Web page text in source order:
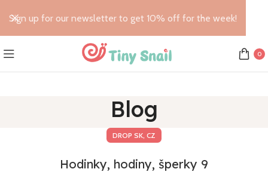
0
Blog
DROP SK, CZ
Hodinky, hodiny, šperky 9
Sign up for our newsletter to get 10% off for the week!